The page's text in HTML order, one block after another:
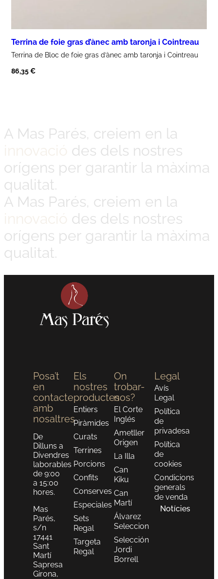
Terrina de foie gras d’ànec amb taronja i Cointreau
Terrina de Bloc de foie gras d’ànec amb taronja i Cointreau
86,35€
A Mas Parés, creiem en la
des dels nostres
orígens per garantir la màxima
qualitat.
A Mas Parés, creiem en la
des dels nostres
orígens per garantir la màxima
qualitat.
Posa’t
en
contacte
amb
nosaltres
De
Dilluns a
Divendres
laborables
de 9:00
a 15:00
hores.
Mas
Parés,
s/n
17441
Sant
Martí
Sapresa
Girona,
Els
nostres
productes
Entiers
Piràmides
Curats
Terrines
Porcions
Confits
Conserves
Especiales
Sets
Regal
Targeta
Regal
On
trobar-
nos?
El Corte
Inglés
Ametller
Origen
La Illa
Can
Kiku
Can
Martí
Álvarez
Seleccion
Selección
Jordi
Borrell
Legal
Avís
Legal
Política
de
privadesa
Política
de
cookies
Condicions
generals
de venda
Notícies